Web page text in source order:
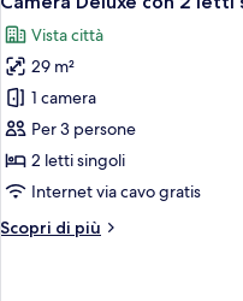
singoli,
non
fumatori
(10th-
24th)
tutte
le
foto
per
Camera
Deluxe
con
letti
Vista città
29 m²
1 camera
Per 3 persone
2 letti singoli
Internet via cavo gratis
Scopri di più
Altri